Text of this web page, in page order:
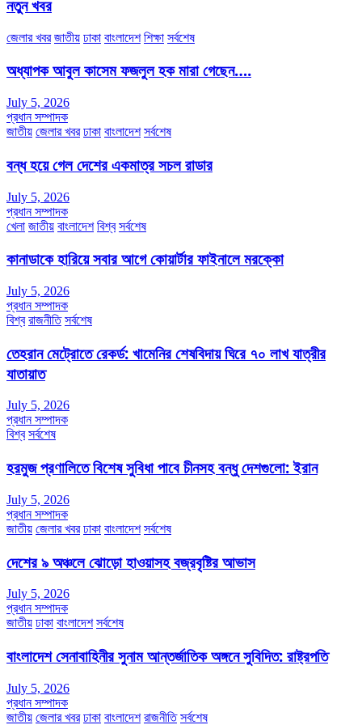
নতুন খবর
জেলার খবর জাতীয় ঢাকা বাংলাদেশ শিক্ষা সর্বশেষ
অধ্যাপক আবুল কাসেম ফজলুল হক মারা গেছেন….
July 5, 2026
প্রধান সম্পাদক
জাতীয় জেলার খবর ঢাকা বাংলাদেশ সর্বশেষ
বন্ধ হয়ে গেল দেশের একমাত্র সচল রাডার
July 5, 2026
প্রধান সম্পাদক
খেলা জাতীয় বাংলাদেশ বিশ্ব সর্বশেষ
কানাডাকে হারিয়ে সবার আগে কোয়ার্টার ফাইনালে মরক্কো
July 5, 2026
প্রধান সম্পাদক
বিশ্ব রাজনীতি সর্বশেষ
তেহরান মেট্রোতে রেকর্ড: খামেনির শেষবিদায় ঘিরে ৭০ লাখ যাত্রীর
যাতায়াত
July 5, 2026
প্রধান সম্পাদক
বিশ্ব সর্বশেষ
হরমুজ প্রণালিতে বিশেষ সুবিধা পাবে চীনসহ বন্ধু দেশগুলো: ইরান
July 5, 2026
প্রধান সম্পাদক
জাতীয় জেলার খবর ঢাকা বাংলাদেশ সর্বশেষ
দেশের ৯ অঞ্চলে ঝোড়ো হাওয়াসহ বজ্রবৃষ্টির আভাস
July 5, 2026
প্রধান সম্পাদক
জাতীয় ঢাকা বাংলাদেশ সর্বশেষ
বাংলাদেশ সেনাবাহিনীর সুনাম আন্তর্জাতিক অঙ্গনে সুবিদিত: রাষ্ট্রপতি
July 5, 2026
প্রধান সম্পাদক
জাতীয় জেলার খবর ঢাকা বাংলাদেশ রাজনীতি সর্বশেষ